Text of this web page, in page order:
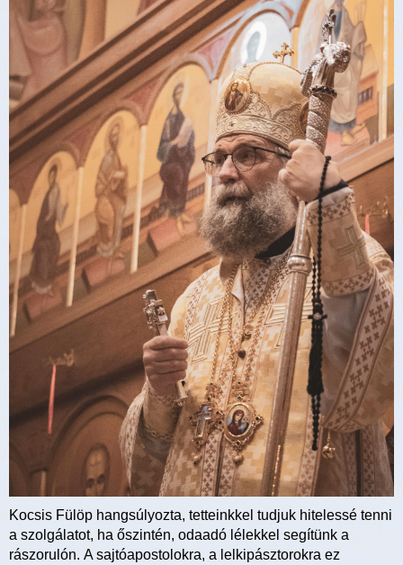
Kocsis Fülöp hangsúlyozta, tetteinkkel tudjuk hitelessé tenni
a szolgálatot, ha őszintén, odaadó lélekkel segítünk a
rászorulón. A sajtóapostolokra, a lelkipásztorokra ez